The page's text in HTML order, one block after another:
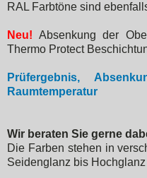
RAL Farbtöne sind
Neu! Absenkung der
Thermo Protect
Prüfergebnis,
Raumtemperatur
Wir beraten Sie gerne
Die Farben stehen in
Seidenglanz bis